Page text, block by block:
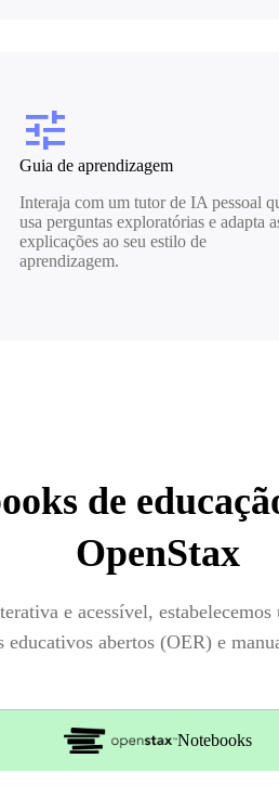
tune
Guia de aprendizagem
Interaja com um tutor de IA pessoal
usa perguntas exploratórias e adapta
explicações ao seu estilo de
aprendizagem.
de
OpenStax
e acessível,
educativos abertos (OER) e
Notebooks